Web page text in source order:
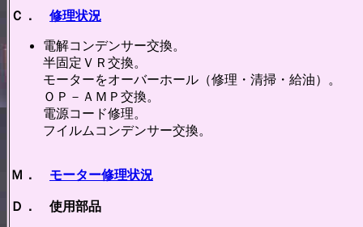
Ｃ． 修理状況
電解コンデンサー交換。
半固定ＶＲ交換。
モーターをオーバーホール（修理・清掃・給油）。
ＯＰ－ＡＭＰ交換。
電源コード修理。
フイルムコンデンサー交換。
Ｍ． モーター修理状況
Ｄ． 使用部品